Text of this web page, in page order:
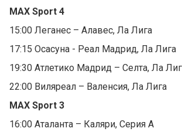
MAX Sport 4
15:00 Леганес – Алавес, Ла Лига
17:15 Осасуна - Реал Мадрид, Ла Лига
19:30 Атлетико Мадрид – Селта, Ла
22:00 Виляреал – Валенсия, Ла Лига
MAX Sport 3
16:00 Аталанта – Каляри, Серия А